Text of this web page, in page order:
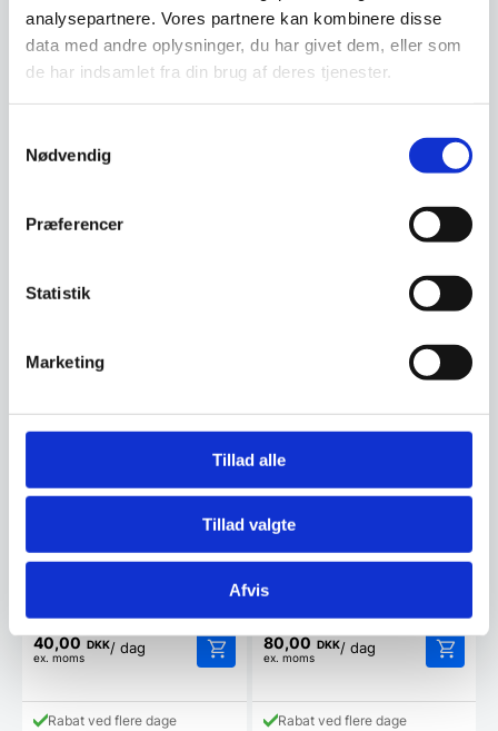
analysepartnere. Vores partnere kan kombinere disse
data med andre oplysninger, du har givet dem, eller som
de har indsamlet fra din brug af deres tjenester.
Nødvendig
Præferencer
Statistik
Marketing
Tillad alle
Tillad valgte
Afvis
Har du spørgsmål til varen? Klik her
Vi prismatcher - Klik her
køleskab i rustfrit stål.
underbordskøleskab Køleskabet
kan gå ned til 0°C ved…
40,00 DKK
ex. moms
/ dag
Rabat ved flere dage
Leje af Isdisk t/ 5
iskantiner
(360x165mm) - OBS: kantiner
80,00 DKK
ex. moms
/ dag
Rabat ved flere dage